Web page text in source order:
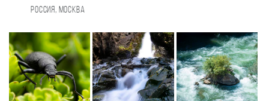
Россия, Москва